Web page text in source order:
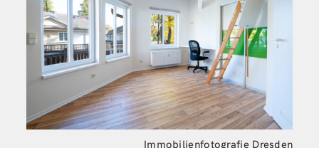
Immobilienfotografie Dresden